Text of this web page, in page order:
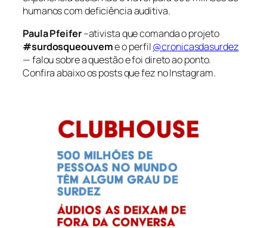
humanos com deficiência auditiva.
Paula Pfeifer–ativista que comanda o projeto
#surdosqueouveme o perfil@cronicasdasurdez
— falou sobre a questão e foi direto ao ponto.
Confira abaixo os posts que fez no Instagram.